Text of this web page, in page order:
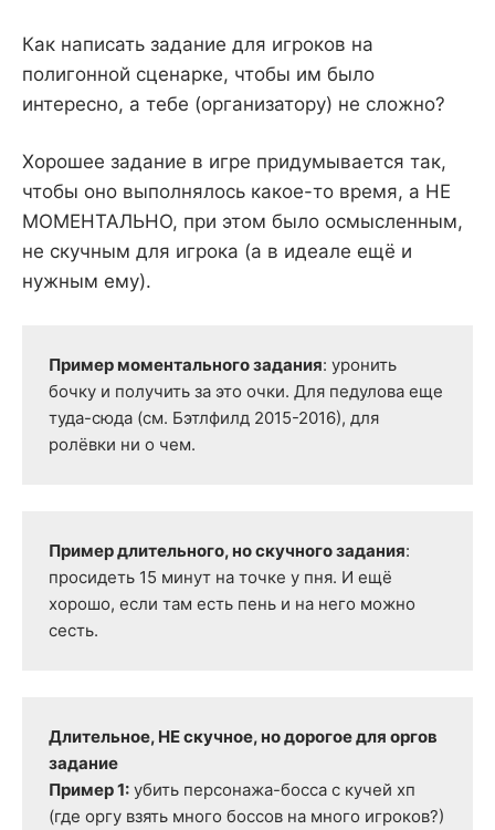
Как написать задание для игроков на
полигонной сценарке, чтобы им было
интересно, а тебе (организатору) не сложно?
Хорошее задание в игре придумывается так,
чтобы оно выполнялось какое-то время, а НЕ
МОМЕНТАЛЬНО, при этом было осмысленным,
не скучным для игрока (а в идеале ещё и
нужным ему).
Пример моментального задания: уронить
бочку и получить за это очки. Для педулова еще
туда-сюда (см. Бэтлфилд 2015-2016), для
ролёвки ни о чем.
Пример длительного, но скучного задания:
просидеть 15 минут на точке у пня. И ещё
хорошо, если там есть пень и на него можно
сесть.
Длительное, НЕ скучное, но дорогое для оргов
задание
Пример 1: убить персонажа-босса с кучей хп